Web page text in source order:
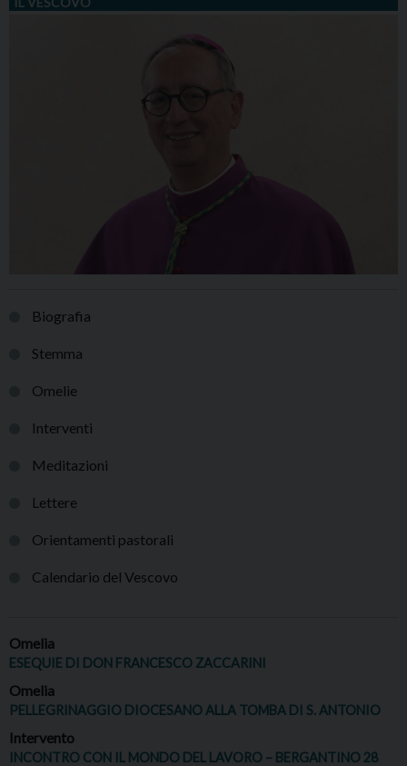
Biografia
Stemma
Omelie
Interventi
Meditazioni
Lettere
Orientamenti pastorali
Calendario del Vescovo
Omelia
ESEQUIE DI DON FRANCESCO ZACCARINI
Omelia
PELLEGRINAGGIO DIOCESANO ALLA TOMBA DI S. ANTONIO
Intervento
INCONTRO CON IL MONDO DEL LAVORO – BERGANTINO 28